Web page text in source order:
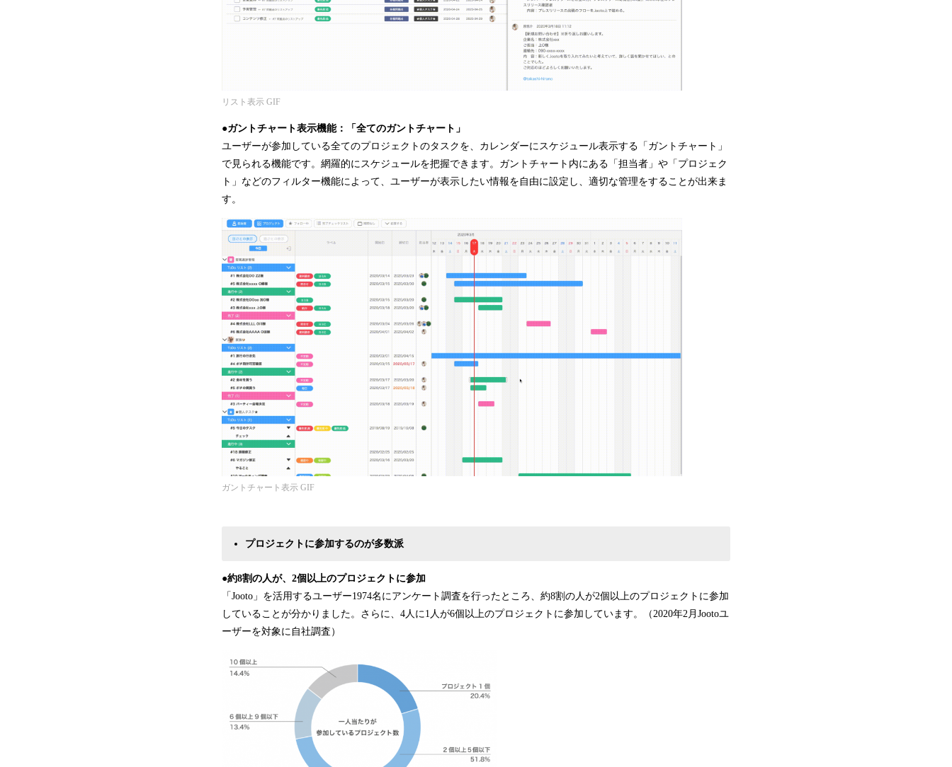
リスト表示 GIF
●ガントチャート表示機能：「全てのガントチャート」
ユーザーが参加している全てのプロジェクトのタスクを、カレンダーにスケジュール表示する「ガントチャート」
で見られる機能です。網羅的にスケジュールを把握できます。ガントチャート内にある「担当者」や「プロジェク
ト」などのフィルター機能によって、ユーザーが表示したい情報を自由に設定し、適切な管理をすることが出来ま
す。
ガントチャート表示 GIF
プロジェクトに参加するのが多数派
●約8割の人が、2個以上のプロジェクトに参加
「Jooto」を活用するユーザー1974名にアンケート調査を行ったところ、約8割の人が2個以上のプロジェクトに参加
していることが分かりました。さらに、4人に1人が6個以上のプロジェクトに参加しています。（2020年2月Jootoユ
ーザーを対象に自社調査）